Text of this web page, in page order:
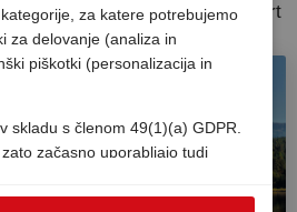
/ Sveti
kancijan /
Camping resort
turnersee
za katere potrebujemo
za delovanje (analiza in
piškotki (personalizacija in
skladu s členom 49(1)(a) GDPR.
začasno uporabljajo tudi
v Evropi ni mogoče v celoti